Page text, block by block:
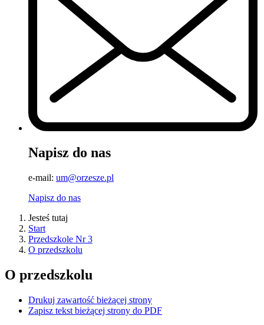
Napisz do nas
e-mail: um@orzesze.pl
Napisz do nas
Jesteś tutaj
Start
Przedszkole Nr 3
O przedszkolu
O przedszkolu
Drukuj zawartość bieżącej strony
Zapisz tekst bieżącej strony do PDF